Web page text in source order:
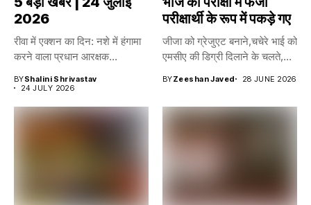
2026
रीवा में एक्शन का दिन: नशे में हंगामा
करने वाला प्रधान आरक्षक...
BYShalini Shrivastav
24 JULY 2026
परीक्षार्थी के रूप में पकड़े गए
जीजा को ग्रेजुएट बनाने,चचेरे भाई को
एमसीए की डिग्री दिलाने के चलते,...
BYZeeshan Javed 28 JUNE 2026